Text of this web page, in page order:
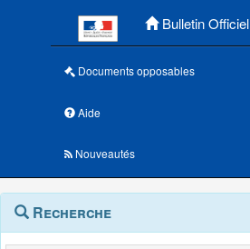
Bulletin Officiel
Documents opposables
Aide
Nouveautés
Navigation
outils
Menu
contextuel
Recherche